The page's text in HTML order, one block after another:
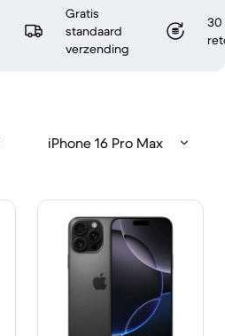
Gratis
standaard
verzending
30
iPhone 16 Pro Max